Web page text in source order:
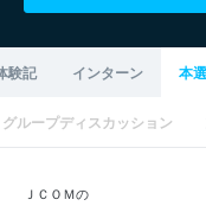
験記 インターン 本
グループディスカッション
ＪＣＯＭの